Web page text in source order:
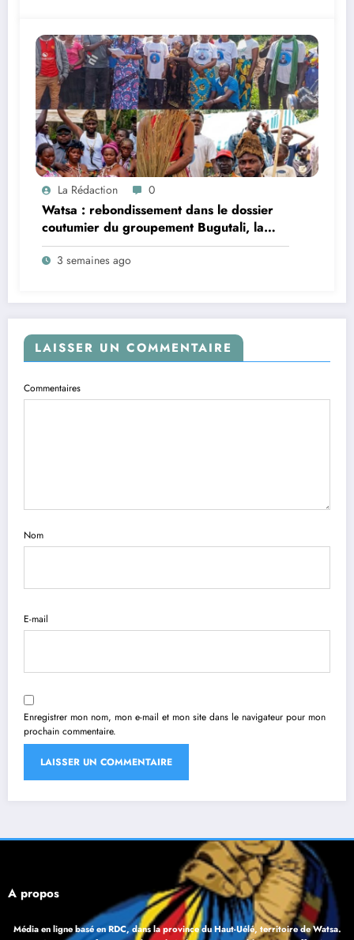
La Rédaction 0
Watsa : rebondissement dans le dossier
coutumier du groupement Bugutali, la
famille régnante Mbiliki réclame
l’installation urgente de César Mbiliki |||
3 semaines ago
LAISSER UN COMMENTAIRE
Commentaires
Nom
E-mail
Enregistrer mon nom, mon e-mail et mon site dans le navigateur pour mon
prochain commentaire.
À propos
Média en ligne basé en RDC, dans la province du Haut-Uélé, territoire de Watsa.